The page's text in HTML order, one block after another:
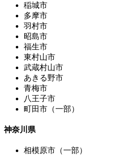
稲城市
多摩市
羽村市
昭島市
福生市
東村山市
武蔵村山市
あきる野市
青梅市
八王子市
町田市（一部）
神奈川県
相模原市（一部）